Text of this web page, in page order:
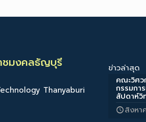
ชมงคลธัญบุรี
Thanyaburi
ข่าวล่าสุด
คณะวิศว
กรรมกา
สัปดาห์วิ
สิงห